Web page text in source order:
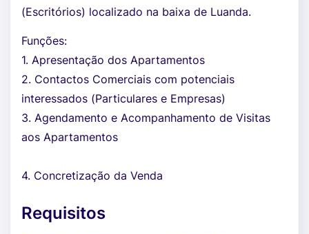
(Escritórios) localizado na baixa de Luanda.
Funções:
1. Apresentação dos Apartamentos
2. Contactos Comerciais com potenciais
interessados (Particulares e Empresas)
3. Agendamento e Acompanhamento de Visitas
aos Apartamentos
4. Concretização da Venda
Requisitos